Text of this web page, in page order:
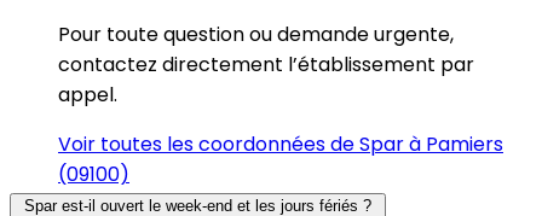
Pour toute question ou demande urgente,
contactez directement l’établissement par
appel.
Voir toutes les coordonnées de Spar à Pamiers
(09100)
Spar est-il ouvert le week-end et les jours fériés ?